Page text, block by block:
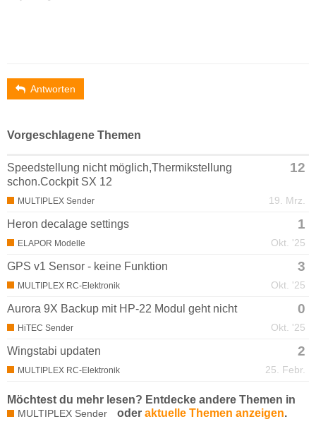
Antworten
Vorgeschlagene Themen
Speedstellung nicht möglich,Thermikstellung
schon.Cockpit SX 12
12
19. Mrz.
MULTIPLEX Sender
Heron decalage settings 1
Okt. '25
ELAPOR Modelle
GPS v1 Sensor - keine Funktion 3
Okt. '25
MULTIPLEX RC-Elektronik
Aurora 9X Backup mit HP-22 Modul geht nicht 0
Okt. '25
HiTEC Sender
Wingstabi updaten 2
25. Febr.
MULTIPLEX RC-Elektronik
Möchtest du mehr lesen? Entdecke andere Themen in
MULTIPLEX Sender oder aktuelle Themen anzeigen.